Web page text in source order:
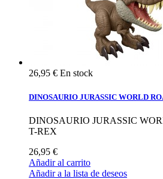
26,95 € En stock
DINOSAURIO JURASSIC WORLD
DINOSAURIO JURASSIC
T-REX
26,95 €
Añadir al carrito
Añadir a la lista de deseos